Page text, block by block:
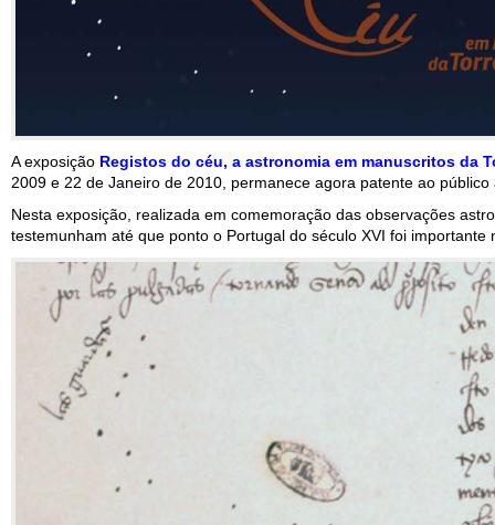
A exposição Registos do céu, a astronomia em manuscritos da
2009 e 22 de Janeiro de 2010, permanece agora patente ao público
Nesta exposição, realizada em comemoração das observações
testemunham até que ponto o Portugal do século XVI foi importante